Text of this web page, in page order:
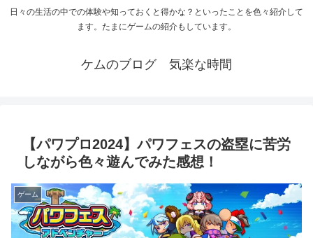
日々の生活の中での体験や知っておくと得かな？といったことを色々紹介して
ます。たまにゲームの紹介もしています。
ケムのブログ 気楽な時間
【パワプロ2024】パワフェスの盗塁に苦労
しながら色々遊んでみた感想！
ゲーム